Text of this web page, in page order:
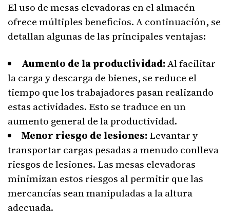
El uso de mesas elevadoras en el almacén
ofrece múltiples beneficios. A continuación, se
detallan algunas de las principales ventajas:
Aumento de la productividad:Al facilitar
la carga y descarga de bienes, se reduce el
tiempo que los trabajadores pasan realizando
estas actividades. Esto se traduce en un
aumento general de la productividad.
Menor riesgo de lesiones:Levantar y
transportar cargas pesadas a menudo conlleva
riesgos de lesiones. Las mesas elevadoras
minimizan estos riesgos al permitir que las
mercancías sean manipuladas a la altura
adecuada.